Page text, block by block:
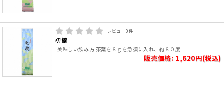
レビュー0件
初摘
美味しい飲み方 茶葉を８ｇを急須に入れ、約８０度..
販売価格: 1,620円(税込)